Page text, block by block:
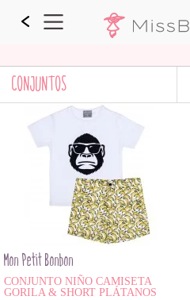
CONJUNTOS
Mon Petit Bonbon
CONJUNTO NIÑO CAMISETA
GORILA & SHORT PLÁTANOS